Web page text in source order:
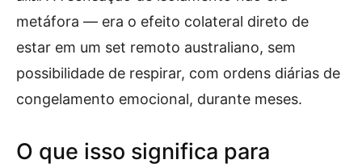
metáfora — era o efeito colateral direto de
estar em um set remoto australiano, sem
possibilidade de respirar, com ordens diárias de
congelamento emocional, durante meses.
O que isso significa para